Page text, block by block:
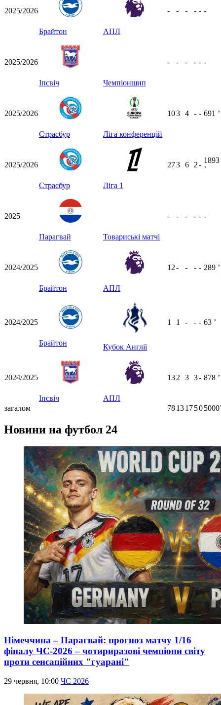
2025/2026
Брайтон АПЛ
- - - - - -
2025/2026
Іпсвіч Чемпіоншип
- - - - - -
2025/2026
Страсбур Ліга конференцій
103 4 - - 691 ʼ
2025/2026
Страсбур Ліга 1
273 6 2-
1893
ʼ
2025
Парагвай Товариські матчі
- - - - - -
2024/2025
Брайтон АПЛ
12- - - - 289 ʼ
2024/2025
Брайтон Кубок Англії
1 1 - - - 63 ʼ
2024/2025
Іпсвіч АПЛ
132 3 3- 878 ʼ
загалом 78131750
Новини на футбол 24
Німеччина – Парагвай: прогноз матчу 1/16
фіналу ЧС-2026 – чотириразові чемпіони світу
проти сенсаційних "гуарані"
29 червня, 10:00 ЧС 2026